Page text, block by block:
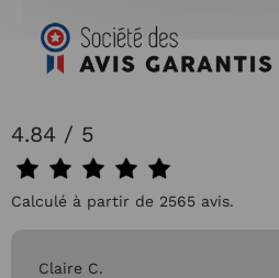
4.84 / 5
Calculé à partir de 2565 avis.
Claire C.